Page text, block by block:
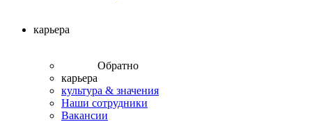
карьера
Обратно
карьера
культура & значения
Наши сотрудники
Вакансии